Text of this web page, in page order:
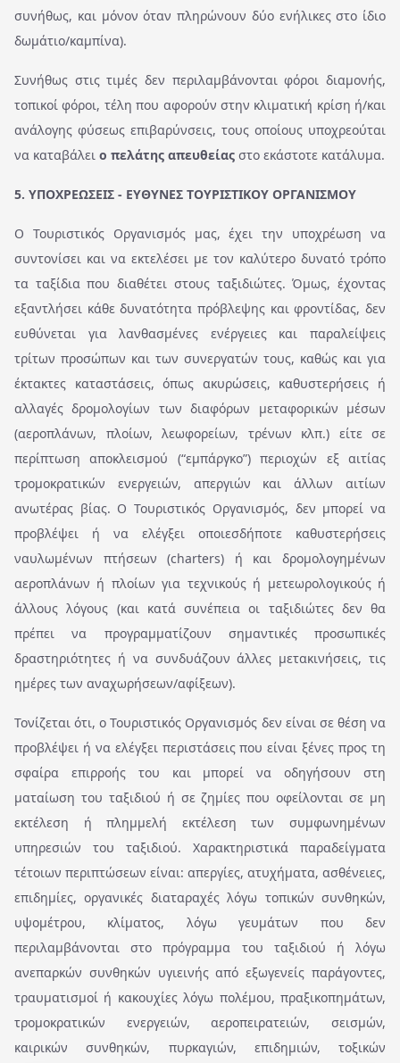
συνήθως, και μόνον όταν πληρώνουν δύο ενήλικες στο ίδιο
δωμάτιο/καμπίνα).
Συνήθως στις τιμές δεν περιλαμβάνονται φόροι διαμονής,
τοπικοί φόροι, τέλη που αφορούν στην κλιματική κρίση ή/και
ανάλογης φύσεως επιβαρύνσεις, τους οποίους υποχρεούται
να καταβάλει ο πελάτης απευθείας στο εκάστοτε κατάλυμα.
5. ΥΠΟΧΡΕΩΣΕΙΣ - ΕΥΘΥΝΕΣ ΤΟΥΡΙΣΤΙΚΟΥ ΟΡΓΑΝΙΣΜΟΥ
Ο Τουριστικός Οργανισμός μας, έχει την υποχρέωση να
συντονίσει και να εκτελέσει με τον καλύτερο δυνατό τρόπο
τα ταξίδια που διαθέτει στους ταξιδιώτες. Όμως, έχοντας
εξαντλήσει κάθε δυνατότητα πρόβλεψης και φροντίδας, δεν
ευθύνεται για λανθασμένες ενέργειες και παραλείψεις
τρίτων προσώπων και των συνεργατών τους, καθώς και για
έκτακτες καταστάσεις, όπως ακυρώσεις, καθυστερήσεις ή
αλλαγές δρομολογίων των διαφόρων μεταφορικών μέσων
(αεροπλάνων, πλοίων, λεωφορείων, τρένων κλπ.) είτε σε
περίπτωση αποκλεισμού (“εμπάργκο”) περιοχών εξ αιτίας
τρομοκρατικών ενεργειών, απεργιών και άλλων αιτίων
ανωτέρας βίας. Ο Τουριστικός Οργανισμός, δεν μπορεί να
προβλέψει ή να ελέγξει οποιεσδήποτε καθυστερήσεις
ναυλωμένων πτήσεων (charters) ή και δρομολογημένων
αεροπλάνων ή πλοίων για τεχνικούς ή μετεωρολογικούς ή
άλλους λόγους (και κατά συνέπεια οι ταξιδιώτες δεν θα
πρέπει να προγραμματίζουν σημαντικές προσωπικές
δραστηριότητες ή να συνδυάζουν άλλες μετακινήσεις, τις
ημέρες των αναχωρήσεων/αφίξεων).
Τονίζεται ότι, ο Τουριστικός Οργανισμός δεν είναι σε θέση να
προβλέψει ή να ελέγξει περιστάσεις που είναι ξένες προς τη
σφαίρα επιρροής του και μπορεί να οδηγήσουν στη
ματαίωση του ταξιδιού ή σε ζημίες που οφείλονται σε μη
εκτέλεση ή πλημμελή εκτέλεση των συμφωνημένων
υπηρεσιών του ταξιδιού. Χαρακτηριστικά παραδείγματα
τέτοιων περιπτώσεων είναι: απεργίες, ατυχήματα, ασθένειες,
επιδημίες, οργανικές διαταραχές λόγω τοπικών συνθηκών,
υψομέτρου, κλίματος, λόγω γευμάτων που δεν
περιλαμβάνονται στο πρόγραμμα του ταξιδιού ή λόγω
ανεπαρκών συνθηκών υγιεινής από εξωγενείς παράγοντες,
τραυματισμοί ή κακουχίες λόγω πολέμου, πραξικοπημάτων,
τρομοκρατικών ενεργειών, αεροπειρατειών, σεισμών,
καιρικών συνθηκών, πυρκαγιών, επιδημιών, τοξικών